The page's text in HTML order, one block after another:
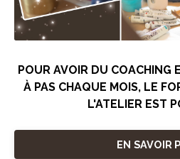
POUR AVOIR DU COACHING
À PAS CHAQUE MOIS, LE
L'ATELIER EST
EN SAVOIR